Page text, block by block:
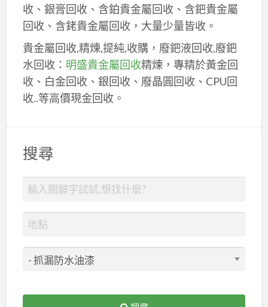
收、銀膏回收、含鉑貴金屬回收、含鈀貴金屬
回收、含銠貴金屬回收，大量少量皆收。
貴金屬回收,精煉,提純,收購，廢鈀液回收,廢鈀
水回收： 明盛貴金屬回收精煉，專精於黃金回
收、白金回收、銀回收、廢晶圓回收、CPU回
收..等高價現金回收。
搜尋